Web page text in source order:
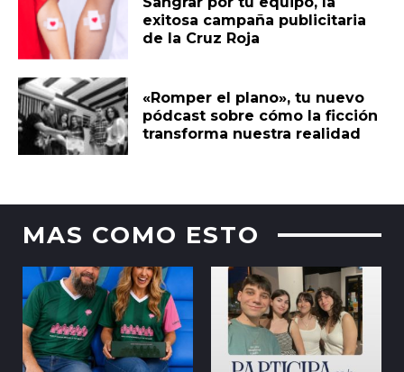
exitosa campaña publicitaria
de la Cruz Roja
«Romper el plano», tu nuevo
pódcast sobre cómo la ficción
transforma nuestra realidad
MAS COMO ESTO